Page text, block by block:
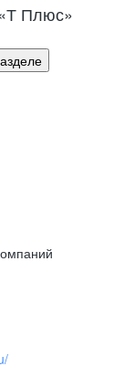
Плюс»